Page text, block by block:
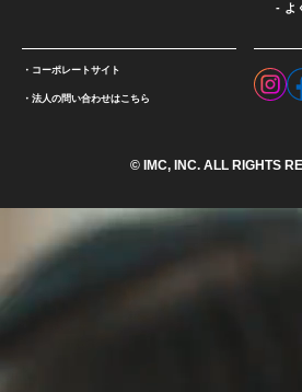
よ
コーポレートサイト
法人の問い合わせはこちら
© IMC, INC. ALL RIGHTS